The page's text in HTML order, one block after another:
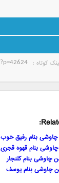
کوتاه‌ :
بنام رفیق خوب
بنام قهوه قجری
بنام کلنجار
چاوشی بنام یوسف